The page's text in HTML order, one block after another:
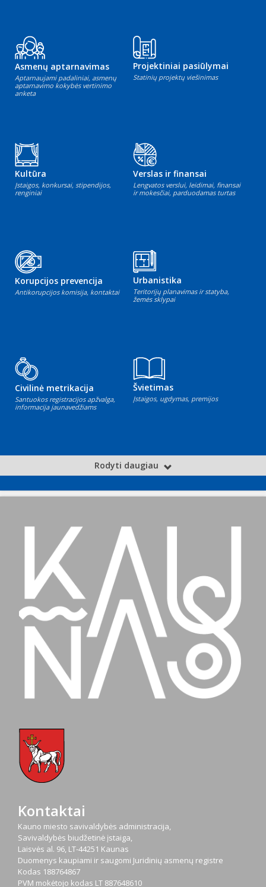
Asmenų aptarnavimas
Aptarnaujami padaliniai, asmenų
aptarnavimo kokybės vertinimo
anketa
Projektiniai pasiūlymai
Statinių projektų viešinimas
Kultūra
Įstaigos, konkursai, stipendijos,
renginiai
Verslas ir finansai
Lengvatos verslui, leidimai, finansai
ir mokesčiai, parduodamas turtas
Korupcijos prevencija
Antikorupcijos komisija, kontaktai
Urbanistika
Teritorijų planavimas ir statyba,
žemės sklypai
Civilinė metrikacija
Santuokos registracijos apžvalga,
informacija jaunavedžiams
Švietimas
Įstaigos, ugdymas, premijos
Rodyti daugiau
Kontaktai
Kauno miesto savivaldybės administracija,
Savivaldybės biudžetinė įstaiga,
Laisvės al. 96, LT-44251 Kaunas
Duomenys kaupiami ir saugomi Juridinių asmenų registre
Kodas 188764867
PVM mokėtojo kodas LT 887648610